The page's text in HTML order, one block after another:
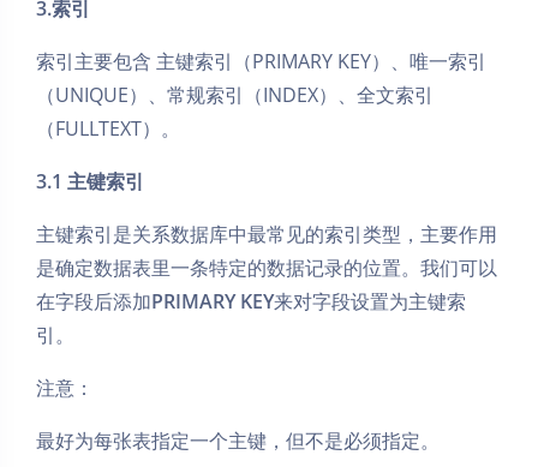
3.索引
索引主要包含 主键索引（PRIMARY KEY）、唯一索引
（UNIQUE）、常规索引（INDEX）、全文索引
（FULLTEXT）。
3.1 主键索引
主键索引是关系数据库中最常见的索引类型，主要作用
是确定数据表里一条特定的数据记录的位置。我们可以
在字段后添加PRIMARY KEY来对字段设置为主键索
引。
注意：
最好为每张表指定一个主键，但不是必须指定。